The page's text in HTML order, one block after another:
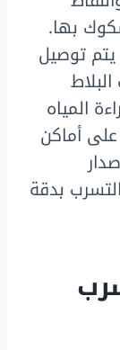
بها.
توصيل
المياه
أماكن
بدقة